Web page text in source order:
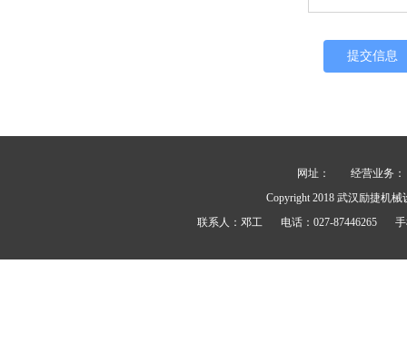
网址：
经营业务：
Copyright 2018 武汉励捷机械
联系人： 邓工 电话： 027-87446265